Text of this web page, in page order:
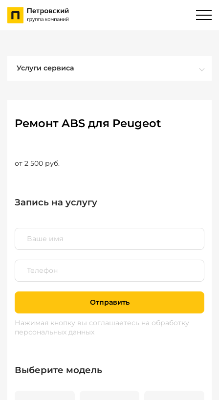
Услуги сервиса
Ремонт ABS для Peugeot
от 2 500 руб.
Запись на услугу
Отправить
Нажимая кнопку вы соглашаетесь на обработку
персональных данных
Выберите модель